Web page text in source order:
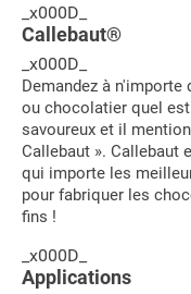
_x000D_
Callebaut®
_x000D_
Demandez à
ou chocolatier quel
savoureux et il
Callebaut ». Callebaut
qui importe les
pour fabriquer les
fins !
_x000D_
Applications